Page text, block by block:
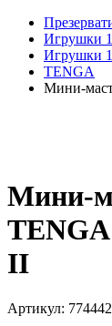
Игрушки
Игрушки
TENGA
Мини-
Мини-
II
Артикул: 774442